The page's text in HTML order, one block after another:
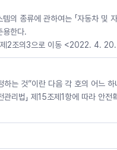
의 종류에 관하여는 「자동차 및
용한다.
2조의3으로 이동 <2022. 4.
는 것”이란 다음 각 호의 어느 하
리법」 제15조제1항에 따라 안전